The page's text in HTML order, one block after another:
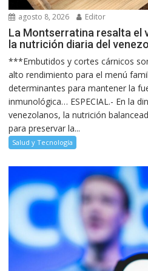
agosto 8, 2026 Editor
La Montserratina resalta el
la nutrición diaria del
***Embutidos y cortes cárnicos
alto rendimiento para el menú
determinantes para mantener la
inmunológica… ESPECIAL.- En la
venezolanos, la nutrición
para preservar la...
Salud y Tecnología